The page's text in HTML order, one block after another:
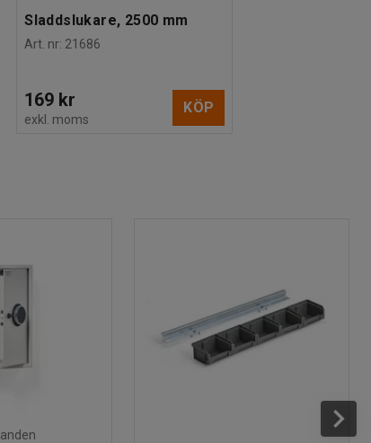
Sladdslukare, 2500 mm
Art. nr: 21686
169 kr
exkl. moms
KÖP